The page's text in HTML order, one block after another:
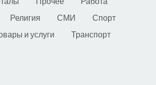
Религия СМИ
Спорт
и услуги
Транспорт